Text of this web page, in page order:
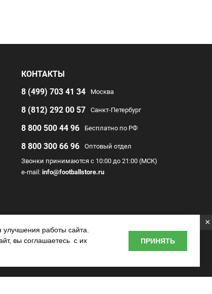
КОНТАКТЫ
8 (499) 703 41 34
Москва
8 (812) 292 00 57 Санкт-Петербург
8 800 500 44 96 Бесплатно по РФ
8 800 300 66 96
Оптовый отдел
Звонки принимаются с 10:00 до 21:00 (МСК)
e-mail: info@footballstore.ru
×
работы сайта.
вы соглашаетесь с их
ПРИНЯТЬ